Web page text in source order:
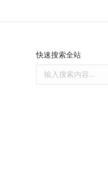
快速搜索全站